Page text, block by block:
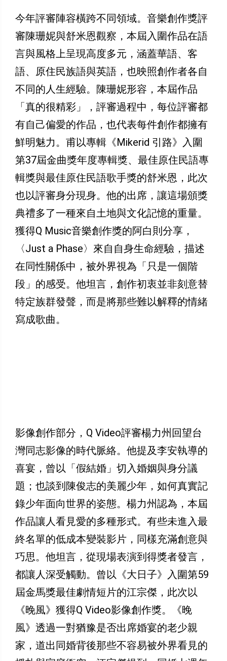
今年評審陣容橫跨不同領域。音樂創作獎評
審陳珊妮與舒米恩觀察，本屆入圍作品在語
言與風格上呈現高度多元，涵蓋華語、客
語、原住民族語與英語，也映照創作者各自
不同的人生經驗。陳珊妮形容，本屆作品
「真的很精彩」，評審過程中，每位評審都
有自己偏愛的作品，也代表每件創作都擁有
鮮明魅力。甫以專輯《Mikerid 引路》入圍
第37屆金曲獎年度專輯獎、最佳原住民語專
輯獎與最佳原住民語歌手獎的舒米恩，此次
也以評審身分現身。他的出席，讓這場頒獎
典禮多了一種來自土地與文化記憶的重量。
獲得Q Music音樂創作獎的阿白則分享，
〈Just a Phase〉來自自身生命經驗，描述
在同性關係中，被外界視為「只是一個階
段」的感受。他坦言，創作初衷並非刻意替
特定族群發聲，而是將那些難以解釋的情緒
寫成歌曲。
影像創作部分，Q Video評審楊力州回望台
灣同志影像的時代脈絡。他提及李安執導的
喜宴，曾以「假結婚」切入婚姻與身分議
題；也談到陳俊志的美麗少年，如何真實記
錄少年面向世界的姿態。楊力州認為，本屆
作品讓人看見愛的多種形式。有些未進入最
終名單的低成本變裝影片，同樣充滿創意與
巧思。他坦言，從現場表演到得獎者發言，
都讓人深受觸動。曾以《大日子》入圍第59
屆金馬獎最佳劇情短片的江宗傑，此次以
《晚風》獲得Q Video影像創作獎。《晚
風》透過一對猶豫是否出席婚宴的老少親
家，道出同婚背後那些不容易被外界看見的